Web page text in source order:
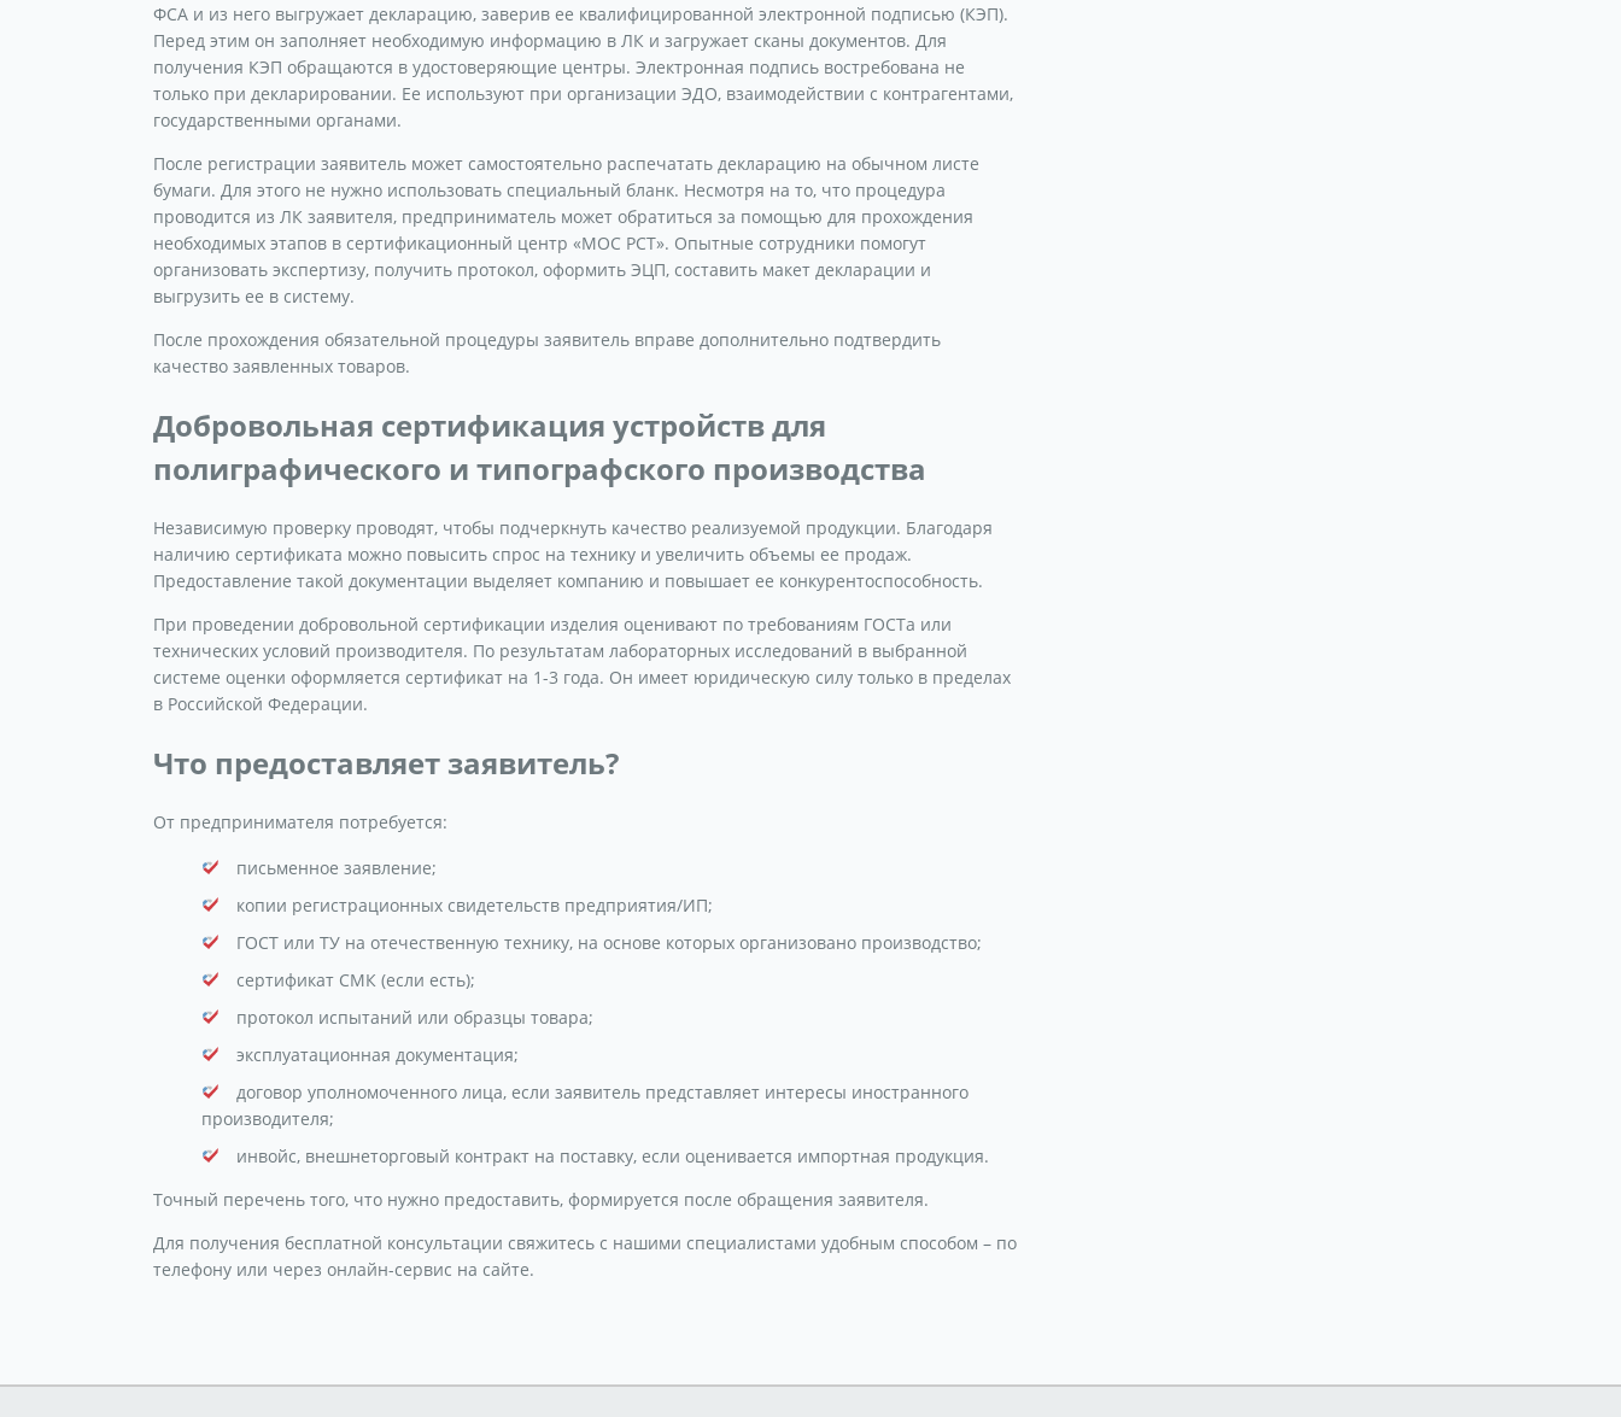
ФСА и из него выгружает декларацию, заверив ее квалифицированной электронной подписью (КЭП).
Перед этим он заполняет необходимую информацию в ЛК и загружает сканы документов. Для
получения КЭП обращаются в удостоверяющие центры. Электронная подпись востребована не
только при декларировании. Ее используют при организации ЭДО, взаимодействии с контрагентами,
государственными органами.
После регистрации заявитель может самостоятельно распечатать декларацию на обычном листе
бумаги. Для этого не нужно использовать специальный бланк. Несмотря на то, что процедура
проводится из ЛК заявителя, предприниматель может обратиться за помощью для прохождения
необходимых этапов в сертификационный центр «МОС РСТ». Опытные сотрудники помогут
организовать экспертизу, получить протокол, оформить ЭЦП, составить макет декларации и
выгрузить ее в систему.
После прохождения обязательной процедуры заявитель вправе дополнительно подтвердить
качество заявленных товаров.
Добровольная сертификация устройств для
полиграфического и типографского производства
Независимую проверку проводят, чтобы подчеркнуть качество реализуемой продукции. Благодаря
наличию сертификата можно повысить спрос на технику и увеличить объемы ее продаж.
Предоставление такой документации выделяет компанию и повышает ее конкурентоспособность.
При проведении добровольной сертификации изделия оценивают по требованиям ГОСТа или
технических условий производителя. По результатам лабораторных исследований в выбранной
системе оценки оформляется сертификат на 1-3 года. Он имеет юридическую силу только в пределах
в Российской Федерации.
Что предоставляет заявитель?
От предпринимателя потребуется:
письменное заявление;
копии регистрационных свидетельств предприятия/ИП;
ГОСТ или ТУ на отечественную технику, на основе которых организовано производство;
сертификат СМК (если есть);
протокол испытаний или образцы товара;
эксплуатационная документация;
договор уполномоченного лица, если заявитель представляет интересы иностранного
производителя;
инвойс, внешнеторговый контракт на поставку, если оценивается импортная продукция.
Точный перечень того, что нужно предоставить, формируется после обращения заявителя.
Для получения бесплатной консультации свяжитесь с нашими специалистами удобным способом – по
телефону или через онлайн-сервис на сайте.